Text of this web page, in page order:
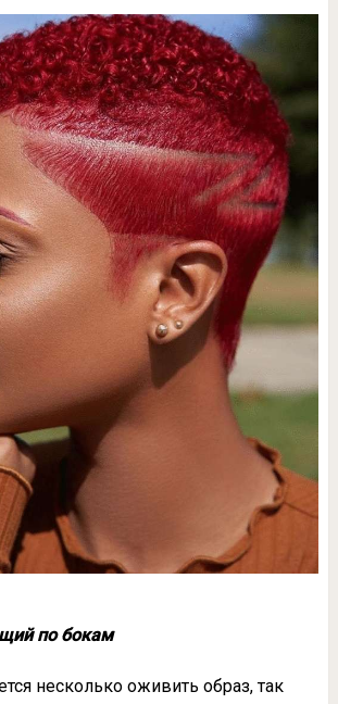
по бокам
несколько оживить образ, так